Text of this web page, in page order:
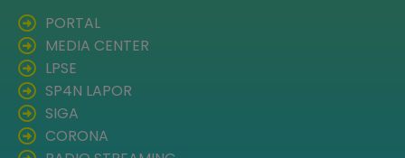
PORTAL
MEDIA CENTER
LPSE
SP4N LAPOR
SIGA
CORONA